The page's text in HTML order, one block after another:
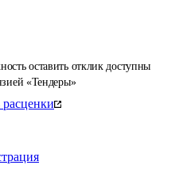
оставить отклик доступны
«Тендеры»